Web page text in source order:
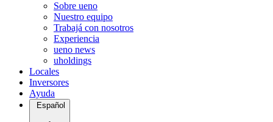
Sobre ueno
Nuestro equipo
Trabajá con nosotros
Experiencia
ueno news
uholdings
Locales
Inversores
Ayuda
Español